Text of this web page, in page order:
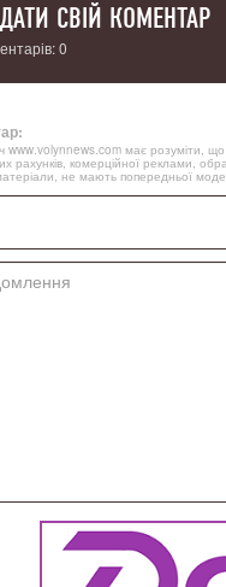
СВІЙ КОМЕНТАР
0
має розуміти, що
рахунків, комерційної реклами,
не мають попередньої